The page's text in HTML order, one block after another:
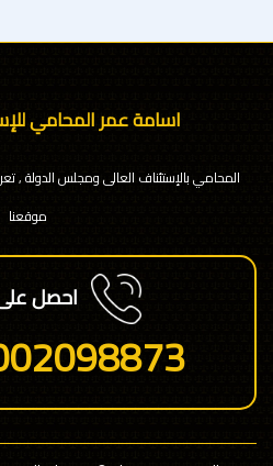
اسامة عمر المحامي
المحامي بالإستئناف العالى ومجلس الدولة ,
موقعنا
احصل